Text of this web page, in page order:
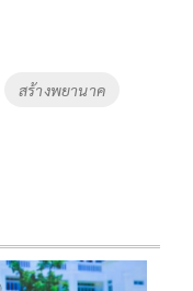
สร้างพยานาค